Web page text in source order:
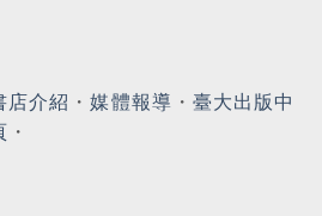
店介紹 ・媒體報導 ・ 臺大出版中
・